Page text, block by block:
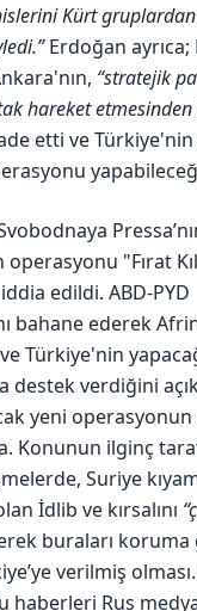
Kürt
Erdoğan ayrıca;
“stratejik
hareket
etti ve Türkiye'nin
"Fırat
edildi. ABD-PYD
bahane ederek
Türkiye'nin
destek verdiğini
yeni operasyonun
Konunun ilginç
Suriye
İdlib ve kırsalını
buraları koruma
verilmiş
haberleri Rus